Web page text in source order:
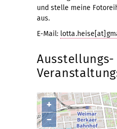
und stelle meine
aus.
E-Mail:
+
−